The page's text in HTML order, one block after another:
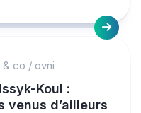
co / ovni
Koul :
venus d’ailleurs